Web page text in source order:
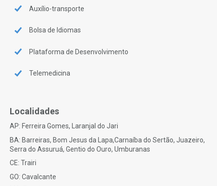
Auxílio-transporte
Bolsa de Idiomas
Plataforma de Desenvolvimento
Telemedicina
Localidades
AP: Ferreira Gomes, Laranjal do Jari
BA: Barreiras, Bom Jesus da Lapa,Carnaíba do Sertão, Juazeiro,
Serra do Assuruá, Gentio do Ouro, Umburanas
CE: Trairi
GO: Cavalcante